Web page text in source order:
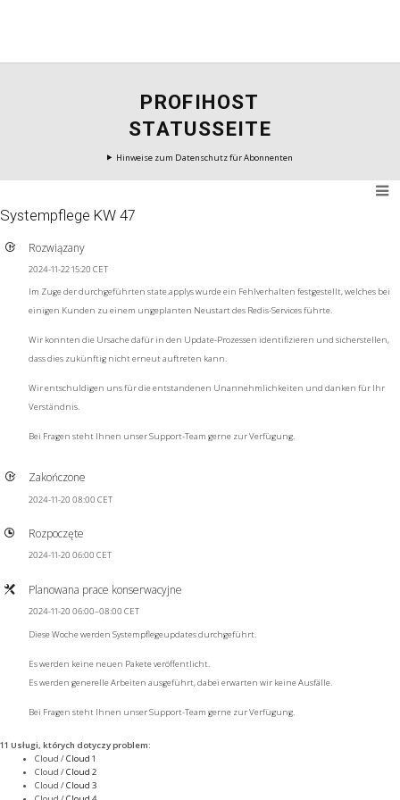
PROFIHOST
STATUSSEITE
Hinweise zum Datenschutz für Abonnenten
Systempflege KW 47
Rozwiązany
2024-11-22 15:20 CET
Im Zuge der durchgeführten state.applys wurde ein Fehlverhalten festgestellt, welches bei
einigen Kunden zu einem ungeplanten Neustart des Redis-Services führte.
Wir konnten die Ursache dafür in den Update-Prozessen identifizieren und sicherstellen,
dass dies zukünftig nicht erneut auftreten kann.
Wir entschuldigen uns für die entstandenen Unannehmlichkeiten und danken für Ihr
Verständnis.
Bei Fragen steht Ihnen unser Support-Team gerne zur Verfügung.
Zakończone
2024-11-20 08:00 CET
Rozpoczęte
2024-11-20 06:00 CET
Planowana prace konserwacyjne
2024-11-20 06:00–08:00 CET
Diese Woche werden Systempflegeupdates durchgeführt.
Es werden keine neuen Pakete veröffentlicht.
Es werden generelle Arbeiten ausgeführt, dabei erwarten wir keine Ausfälle.
Bei Fragen steht Ihnen unser Support-Team gerne zur Verfügung.
11 Usługi, których dotyczy problem:
Cloud /Cloud 1
Cloud /Cloud 2
Cloud /Cloud 3